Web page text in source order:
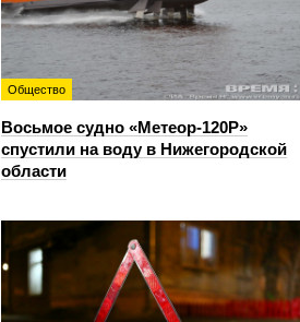
Общество
Восьмое судно «Метеор-120Р»
спустили на воду в Нижегородской
области